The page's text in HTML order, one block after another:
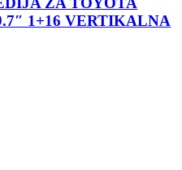
1+16 VERTIKALNA